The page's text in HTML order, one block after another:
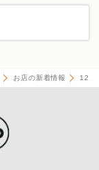
お店の新着情報 12月